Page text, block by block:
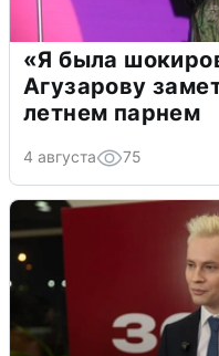
«Я была
Агузарову
летнем парнем
4 августа 75